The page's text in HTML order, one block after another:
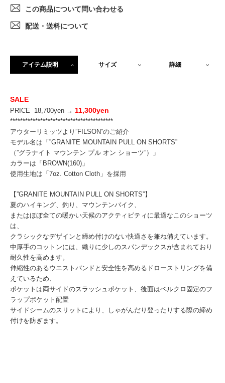
この商品について問い合わせる
配送・送料について
アイテム説明 サイズ 詳細
SALE
PRICE 18,700yen → 11,300yen
*****************************************
アウターリミッツより”FILSON”のご紹介
モデル名は「”GRANITE MOUNTAIN PULL ON SHORTS”
（”グラナイト マウンテン プル オン ショーツ”）」
カラーは「BROWN(160)」
使用生地は「7oz. Cotton Cloth」を採用
【”GRANITE MOUNTAIN PULL ON SHORTS”】
夏のハイキング、釣り、マウンテンバイク、
またはほぼ全ての暖かい天候のアクティビティに最適なこのショーツ
は、
クラシックなデザインと締め付けのない快適さを兼ね備えています。
中厚手のコットンには、織りに少しのスパンデックスが含まれており
耐久性を高めます。
伸縮性のあるウエストバンドと安全性を高めるドローストリングを備
えているため、
ポケットは両サイドのスラッシュポケット、後面はベルクロ固定のフ
ラップポケット配置
サイドシームのスリットにより、しゃがんだり登ったりする際の締め
付けを防ぎます。